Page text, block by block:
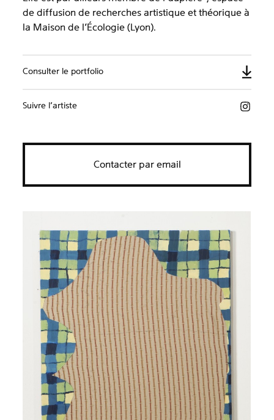
de diffusion de recherches artistique et théorique à
la Maison de l’Écologie (Lyon).
Consulter le portfolio
Suivre l’artiste
Contacter par email